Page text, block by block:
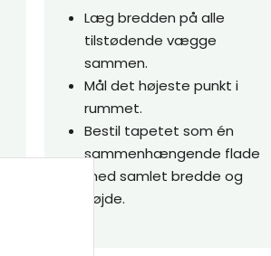
Læg bredden på alle
tilstødende vægge
sammen.
Mål det højeste punkt i
rummet.
Bestil tapetet som én
sammenhængende flade
med samlet bredde og
højde.